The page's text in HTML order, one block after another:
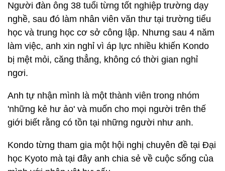
Người đàn ông 38 tuổi từng tốt nghiệp trường dạy
nghề, sau đó làm nhân viên văn thư tại trường tiểu
học và trung học cơ sở công lập. Nhưng sau 4 năm
làm việc, anh xin nghỉ vì áp lực nhiều khiến Kondo
bị mệt mỏi, căng thẳng, không có thời gian nghỉ
ngơi.
Anh tự nhận mình là một thành viên trong nhóm
'những kẻ hư ảo' và muốn cho mọi người trên thế
giới biết rằng có tồn tại những người như anh.
Kondo từng tham gia một hội nghị chuyên đề tại Đại
học Kyoto mà tại đây anh chia sẻ về cuộc sống của